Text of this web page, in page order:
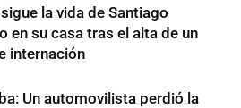
la vida de Santiago
en su casa tras el alta de un
internación
Un automovilista perdió la